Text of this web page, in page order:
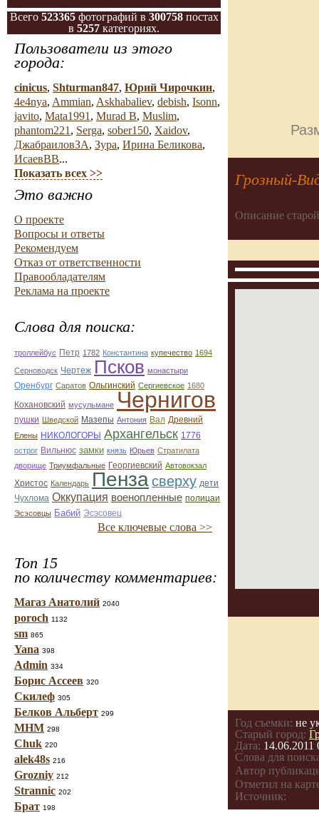
Всего 523365фотографий в 300758постах
в 5257 категориях.
Пользователи из этого
города:
cinicus, Shturman847, Юрий Чирочкин,
4e4nya, Ammian, Askhabaliev, debish, Isonn,
javito, Mata1991 , Murad B, Muslim,
phantom221 , Serga, sober150, Xaidov,
ДжабраиловЗА, Зура, Ирина Беликова,
ИсаевВВ...
Показать всех >>
Это важно
О проекте
Вопросы и ответы
Рекомендуем
Отказ от ответственности
Правообладателям
Реклама на проекте
Слова для поиска:
троллейбус Петр 1782 Константина купечество 1694
Серноводск Чертеж Псков монастыри
Оренбург Саратов Ольгинский Сергиевское 1680
Кохановский мусульмане Чернигов
пушки Шведской Мазепы Антония Вал Древний
Елены НИКОЛОГОРЫ Архангельск 1776
острог Вильнюс замки князь Юрьев Стратилата
дворище Триумфальные Георгиевский Автовокзал
Христос Календарь Пензасверху дети
Чухлома Оккупация военопленные полицаи
Эсэсовцы Бабий Эсэсовец
Все ключевые слова >>
Топ 15
по количеству комментариев:
Магаз Анатолий 2040
poroch 1132
sm 865
Yana 398
Admin 334
Борис Ассеев 320
Скилеф 305
Белков Альберт 299
МНМ 298
Chuk 220
alek48s 216
Grozniy 212
Strannic 202
Брат 198
Грозный-
Описание
Год съемки: не
Старый город:
Дата: 14.06.2011
Слова для
Автор
Отметил на
Источник: